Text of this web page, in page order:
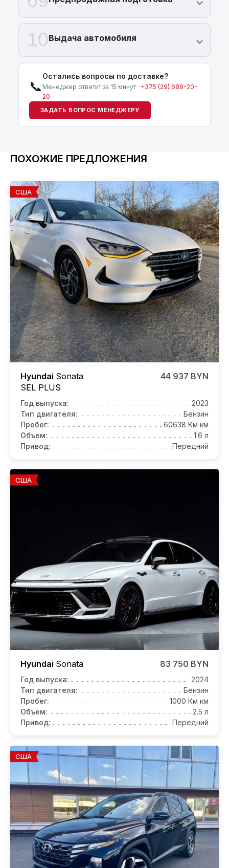
10Выдача автомобиля
📞
Остались вопросы по доставке?
Менеджер ответит за 15 минут · +375 (29) 689-20-
20
ЗАДАТЬ ВОПРОС МЕНЕДЖЕРУ
ПОХОЖИЕ ПРЕДЛОЖЕНИЯ
США
Hyundai Sonata
SEL PLUS
44 937 BYN
Год выпуска:
2023
Тип двигателя:
Бензин
Пробег:
60638 Км км
Объем:
1.6 л
Привод:
Передний
США
Hyundai Sonata 83 750 BYN
Год выпуска:
2024
Тип двигателя:
Бензин
Пробег:
1000 Км км
Объем:
2.5 л
Привод:
Передний
США